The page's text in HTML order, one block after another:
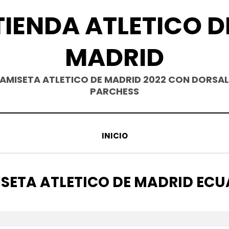
ATLETICO
MADRID
ATLETICO DE MADRID 2022 CON
PARCHESS
INICIO
ATLETICO DE MADRID